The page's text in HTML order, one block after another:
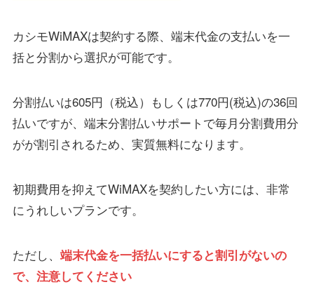
カシモWiMAXは契約する際、端末代金の支払いを一
括と分割から選択が可能です。
分割払いは605円（税込）もしくは770円(税込)の36回
払いですが、端末分割払いサポートで毎月分割費用分
がが割引されるため、実質無料になります。
初期費用を抑えてWiMAXを契約したい方には、非常
にうれしいプランです。
ただし、 端末代金を一括払いにすると割引がないの
で、注意してください